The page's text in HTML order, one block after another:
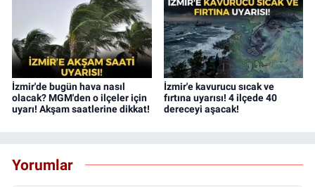
İzmir'de bugün hava nasıl
olacak? MGM'den o ilçeler için
uyarı! Akşam saatlerine dikkat!
İzmir'e kavurucu sıcak ve
fırtına uyarısı! 4 ilçede 40
dereceyi aşacak!
Yorumlar